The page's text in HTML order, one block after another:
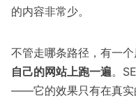
的内容非常少。
不管走哪条路径，有一个
自己的网站上跑一遍。
——它的效果只有在真实